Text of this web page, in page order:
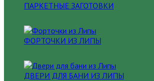
ПАРКЕТНЫЕ ЗАГОТОВКИ
ФОРТОЧКИ ИЗ ЛИПЫ
ДВЕРИ ДЛЯ БАНИ ИЗ ЛИПЫ